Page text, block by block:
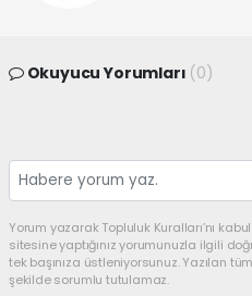
Okuyucu Yorumları (0)
Yorum yazarak Topluluk Kuralları’nı
sitesine yaptığınız yorumunuzla ilgili
tek başınıza üstleniyorsunuz. Yazılan
şekilde sorumlu tutulamaz.